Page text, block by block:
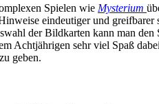
Spielen wie Mysterium
eindeutiger und
der Bildkarten kann man
Achtjährigen sehr viel Spaß
geben.